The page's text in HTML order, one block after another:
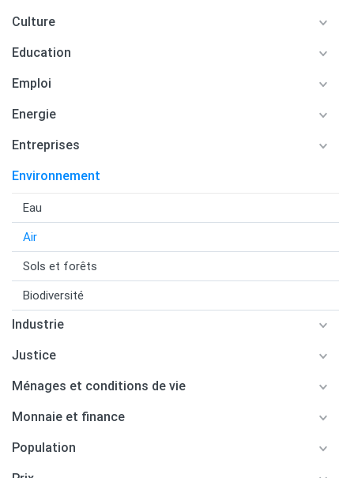
Culture
Education
Emploi
Energie
Entreprises
Environnement
Eau
Air
Sols et forêts
Biodiversité
Industrie
Justice
Ménages et conditions de vie
Monnaie et finance
Population